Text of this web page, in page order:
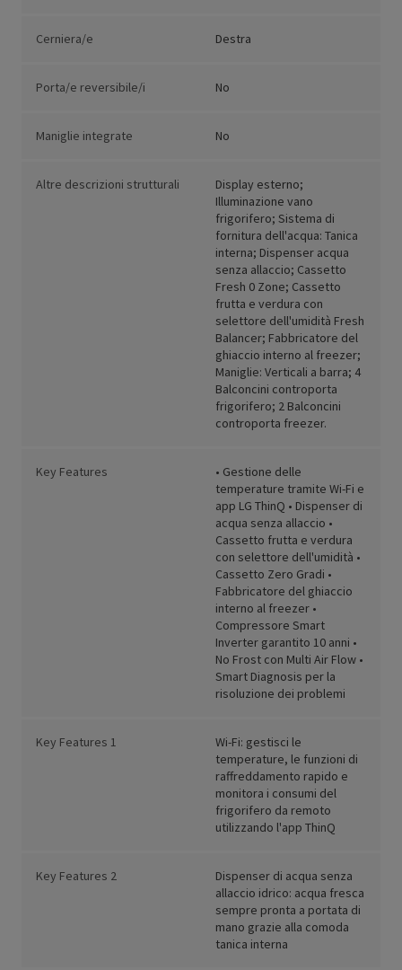
Cerniera/e Destra
Porta/e reversibile/i No
Maniglie integrate No
Altre descrizioni strutturali
Display esterno;
Illuminazione vano
frigorifero; Sistema di
fornitura dell'acqua: Tanica
interna; Dispenser acqua
senza allaccio; Cassetto
Fresh 0 Zone; Cassetto
frutta e verdura con
selettore dell'umidità Fresh
Balancer; Fabbricatore del
ghiaccio interno al freezer;
Maniglie: Verticali a barra; 4
Balconcini controporta
frigorifero; 2 Balconcini
controporta freezer.
Key Features
• Gestione delle
temperature tramite Wi-Fi e
app LG ThinQ • Dispenser di
acqua senza allaccio •
Cassetto frutta e verdura
con selettore dell'umidità •
Cassetto Zero Gradi •
Fabbricatore del ghiaccio
interno al freezer •
Compressore Smart
Inverter garantito 10 anni •
No Frost con Multi Air Flow •
Smart Diagnosis per la
risoluzione dei problemi
Key Features 1
Wi-Fi: gestisci le
temperature, le funzioni di
raffreddamento rapido e
monitora i consumi del
frigorifero da remoto
utilizzando l'app ThinQ
Key Features 2
Dispenser di acqua senza
allaccio idrico: acqua fresca
sempre pronta a portata di
mano grazie alla comoda
tanica interna